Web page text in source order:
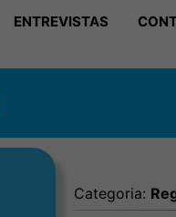
ENTREVISTAS
Categoria: